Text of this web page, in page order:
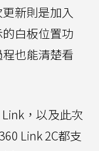
新則是加入
白板位置功
也能清楚看
，以及此次
Link 2C都支